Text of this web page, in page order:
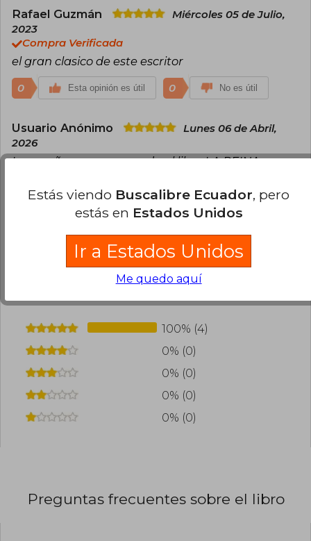
Rafael Guzmán
Miércoles 05 de Julio,
2023
Compra Verificada
el gran clasico de este escritor
0 Esta opinión es útil 0 No es útil
Usuario Anónimo
Lunes 06 de Abril,
2026
La reseña no corresponde al libro LA REINA
un burdel y las historias de sus prostitutas y otros
personajes del norte de Chile. El libro es excelente.
Esta opinión es útil 0 No es útil
¿Leíste este libro? Inicia sesiónpara poder
100% (4)
0% (0)
0% (0)
0% (0)
0% (0)
Preguntas frecuentes sobre el libro
Estás viendo Buscalibre Ecuador, pero
estás en Estados Unidos
Ir a Estados Unidos
Me quedo aquí